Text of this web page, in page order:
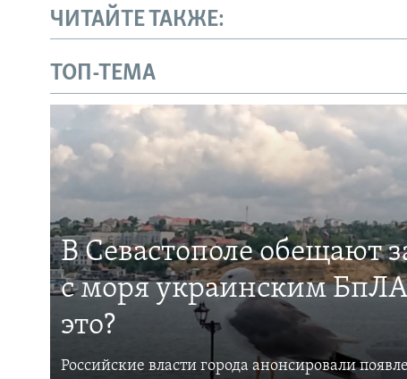
ЧИТАЙТЕ ТАКЖЕ:
ТОП-ТЕМА
В Севастополе обещают
с моря украинским
это?
Российские власти города анонсировали